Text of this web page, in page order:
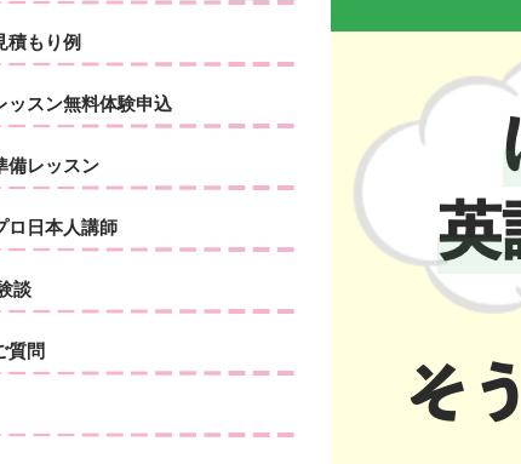
積もり例
ッスン無料体験申込
備レッスン
ロ日本人講師
談
質問